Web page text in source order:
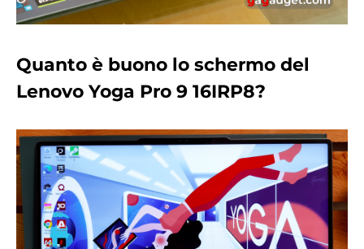
Quanto è buono lo schermo del
Lenovo Yoga Pro 9 16IRP8?